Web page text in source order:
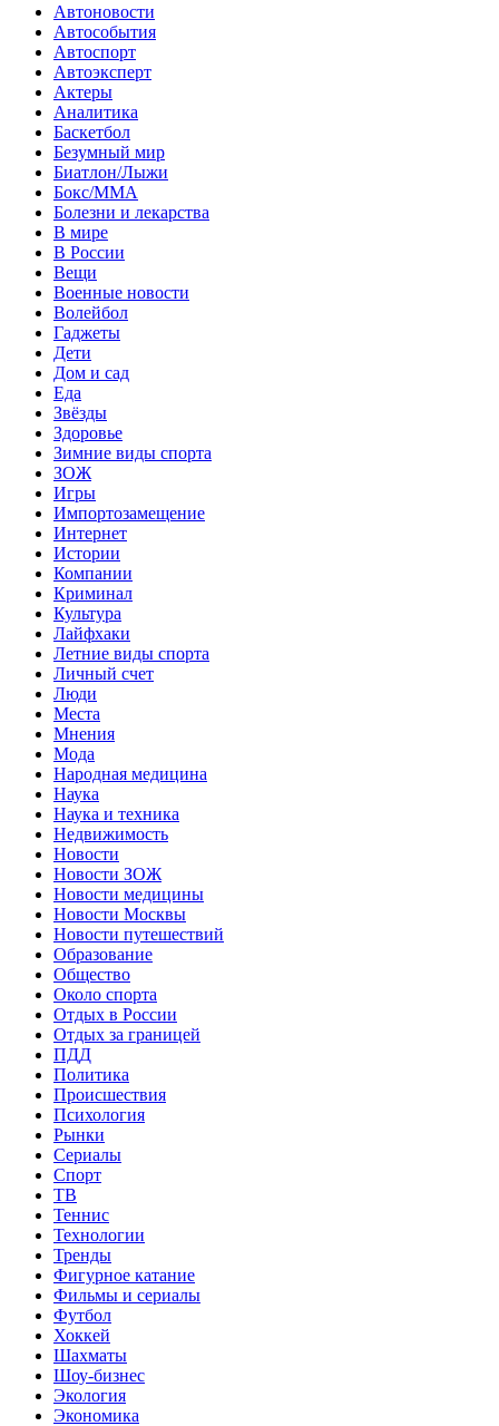
Автоновости
Автособытия
Автоспорт
Автоэксперт
Актеры
Аналитика
Баскетбол
Безумный мир
Биатлон/Лыжи
Бокс/MMA
Болезни и лекарства
В мире
В России
Вещи
Военные новости
Волейбол
Гаджеты
Дети
Дом и сад
Еда
Звёзды
Здоровье
Зимние виды спорта
ЗОЖ
Игры
Импортозамещение
Интернет
Истории
Компании
Криминал
Культура
Лайфхаки
Летние виды спорта
Личный счет
Люди
Места
Мнения
Мода
Народная медицина
Наука
Наука и техника
Недвижимость
Новости
Новости ЗОЖ
Новости медицины
Новости Москвы
Новости путешествий
Образование
Общество
Около спорта
Отдых в России
Отдых за границей
ПДД
Политика
Происшествия
Психология
Рынки
Сериалы
Спорт
ТВ
Теннис
Технологии
Тренды
Фигурное катание
Фильмы и сериалы
Футбол
Хоккей
Шахматы
Шоу-бизнес
Экология
Экономика